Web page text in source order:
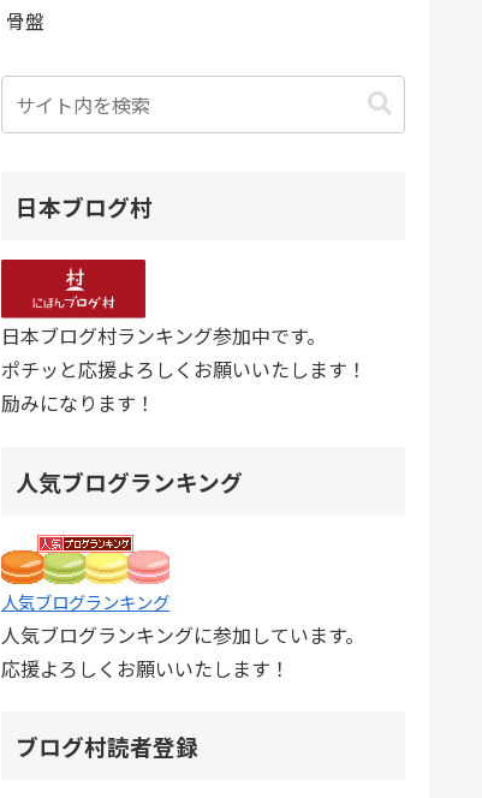
骨盤
日本ブログ村
日本ブログ村ランキング参加中です。
ポチッと応援よろしくお願いいたします！
励みになります！
人気ブログランキング
人気ブログランキング
人気ブログランキングに参加しています。
応援よろしくお願いいたします！
ブログ村読者登録